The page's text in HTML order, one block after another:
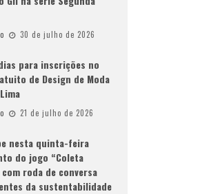
30 de julho de 2026
para inscrições no
de Design de Moda
21 de julho de 2026
nesta quinta-feira
do jogo “Coleta
com roda de conversa
da sustentabilidade